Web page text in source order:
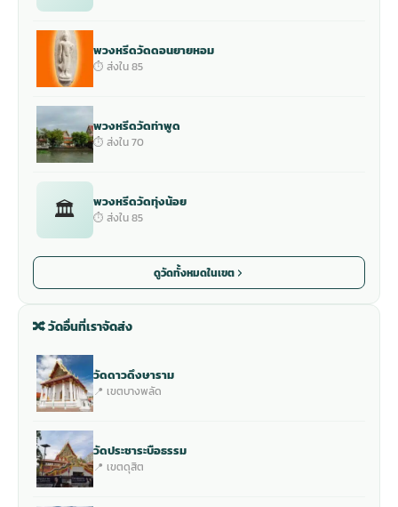
พวงหรีดวัดดอนยายหอม
⏱ ส่งใน 85
พวงหรีดวัดท่าพูด
⏱ ส่งใน 70
🏛 พวงหรีดวัดทุ่งน้อย
⏱ ส่งใน 85
ดูวัดทั้งหมดในเขต
🔀 วัดอื่นที่เราจัดส่ง
วัดดาวดึงษาราม
📍 เขตบางพลัด
วัดประชาระบือธรรม
📍 เขตดุสิต